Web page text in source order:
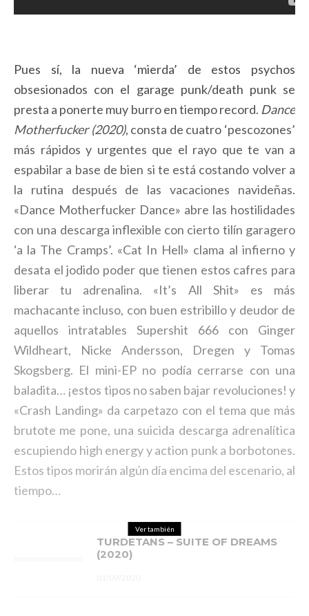
Pues sí, la nueva ‘mierda’ de estos psychos
obsesionados con el garage punk/death punk se
presta a ponerte muy burro en tiempo record. Dance
Motherfucker (2020), consta de cuatro ‘pescozones’
más rápidos y urgentes que el rayo que te van a
espabilar a base de bien si te está costando volver a
la rutina después de las vacaciones navideñas.
«Dance Motherfucker Dance» abre las hostilidades
con una descarga inflexible con cierto tilín garagero
‘a la The Cramps’. «Cat In Hell» clama al infierno y
desata el jodido poder que tienen estos cafres para
liberar tu adrenalina. «It’s All Shit» es más
machacante incluso, con buen estribillo y deudor de
aquellos intratables Supershit 666 con Ginger
Wildheart, Nicke Andersson, Dregen y Tomas
Skogsberg. El mini-EP no podía cerrarse con una
baladita… ¡estos tipos no saben bajar revoluciones! y
«Crash Landing» da carpetazo con el tema que más
brutote me pone, una suicida descarga adrenalítica
escupiendo high energy y action punk a borbotones.
Estos tipos morirán algún día encima del escenario, al
tiempo…
Ver también
TURDETANS – SUITE OF DREAMS
(2020)